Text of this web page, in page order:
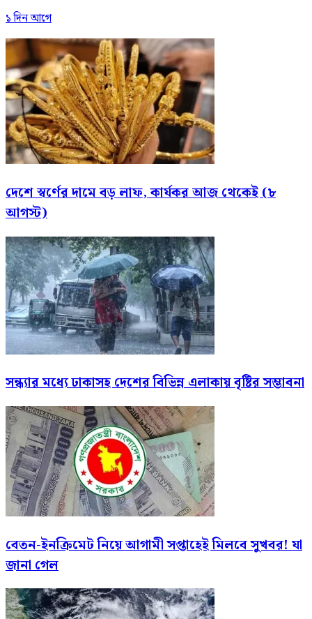
১ দিন আগে
দেশে স্বর্ণের দামে বড় লাফ, কার্যকর আজ থেকেই (৮
আগস্ট)
সন্ধ্যার মধ্যে ঢাকাসহ দেশের বিভিন্ন এলাকায় বৃষ্টির সম্ভাবনা
বেতন-ইনক্রিমেট নিয়ে আগামী সপ্তাহেই মিলবে সুখবর! যা
জানা গেল